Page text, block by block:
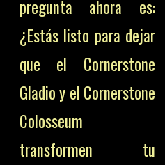
pregunta ahora es:
¿Estás listo para dejar
que el Cornerstone
Gladio y el Cornerstone
Colosseum
transformen tu